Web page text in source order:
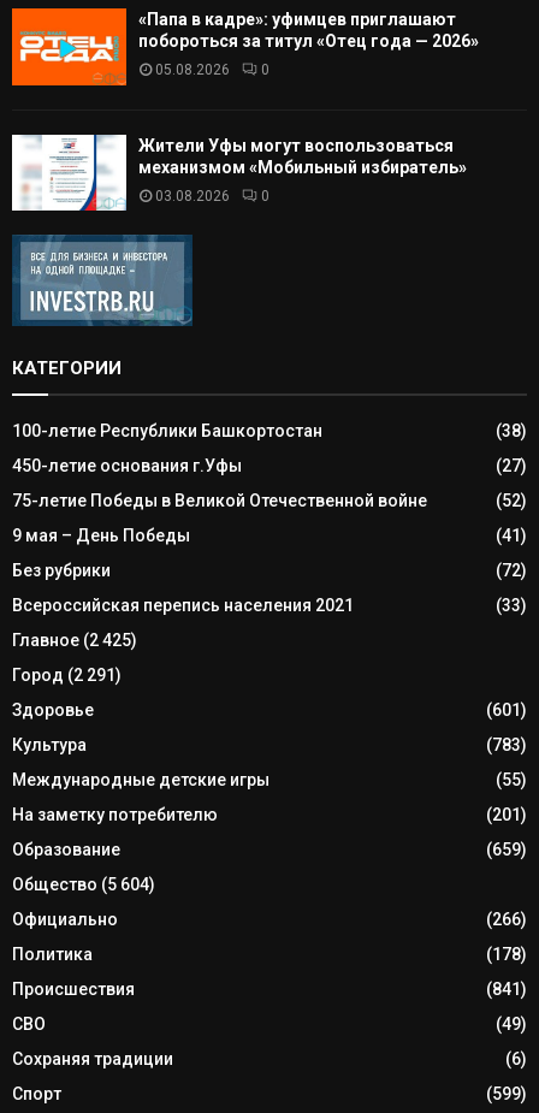
«Папа в кадре»: уфимцев приглашают
побороться за титул «Отец года — 2026»
05.08.2026 0
Жители Уфы могут воспользоваться
механизмом «Мобильный избиратель»
03.08.2026 0
КАТЕГОРИИ
100-летие Республики Башкортостан
(38)
450-летие основания г.Уфы
(27)
75-летие Победы в Великой Отечественной войне
(52)
9 мая – День Победы
(41)
Без рубрики
(72)
Всероссийская перепись населения 2021
(33)
Главное (2 425)
Город (2 291)
Здоровье
(601)
Культура
(783)
Международные детские игры
(55)
На заметку потребителю
(201)
Образование
(659)
Общество (5 604)
Официально
(266)
Политика
(178)
Происшествия
(841)
СВО
(49)
Сохраняя традиции
(6)
Спорт
(599)